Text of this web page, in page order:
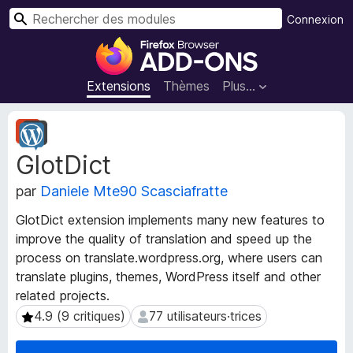
M
o
d
u
o
u
r
l
e
a
v
Extensions Thèmes Plus…
Connexion
R
GlotDict
par Daniele Mte90 Scasciafratte
GlotDict extension implements many new features to
improve the quality of translation and speed up the
process on translate.wordpress.org, where users can
translate plugins, themes, WordPress itself and other
related projects.
4.9 (9 critiques)
4.9 (9 critiques) 77 utilisateurs·trices
77 utilisateurs·trices
M
é
t
a
d
n
n
é
e
s
d
e
l